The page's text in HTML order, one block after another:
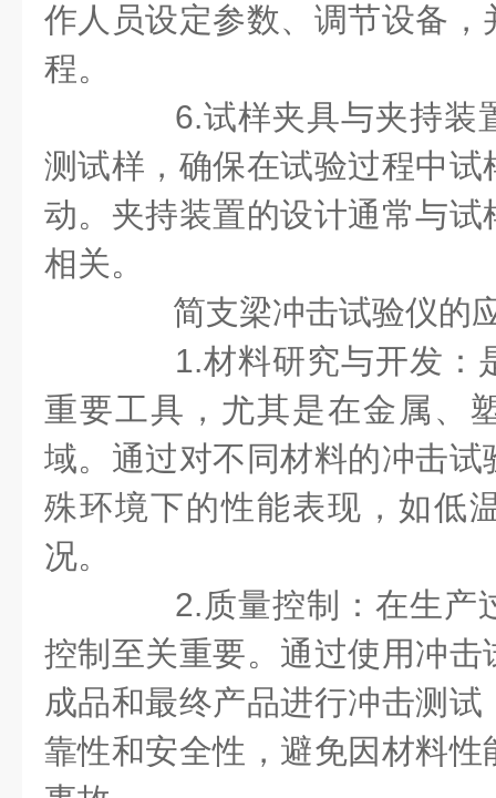
作人员设定参数、调节设备
程。
6.试样夹具与夹持装
测试样，确保在试验过程中
动。夹持装置的设计通常与
相关。
简支梁冲击试验仪的
1.材料研究与开发：
重要工具，尤其是在金属、
域。通过对不同材料的冲击
殊环境下的性能表现，如低
况。
2.质量控制：在生产
控制至关重要。通过使用冲
成品和最终产品进行冲击测
靠性和安全性，避免因材料